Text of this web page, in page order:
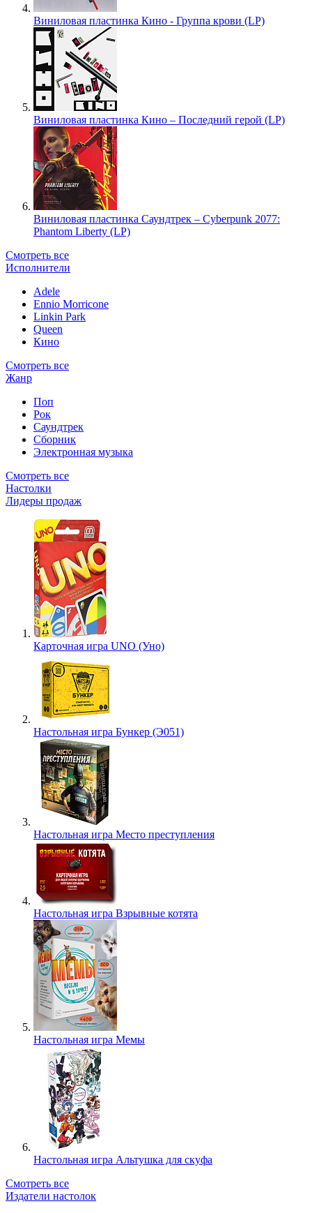
Виниловая пластинка Кино - Группа крови (LP)
Виниловая пластинка Кино – Последний герой (LP)
Виниловая пластинка Саундтрек – Cyberpunk 2077:
Phantom Liberty (LP)
Смотреть все
Исполнители
Adele
Ennio Morricone
Linkin Park
Queen
Кино
Смотреть все
Жанр
Поп
Рок
Саундтрек
Сборник
Электронная музыка
Смотреть все
Настолки
Лидеры продаж
Карточная игра UNO (Уно)
Настольная игра Бункер (Э051)
Настольная игра Место преступления
Настольная игра Взрывные котята
Настольная игра Мемы
Настольная игра Альтушка для скуфа
Смотреть все
Издатели настолок